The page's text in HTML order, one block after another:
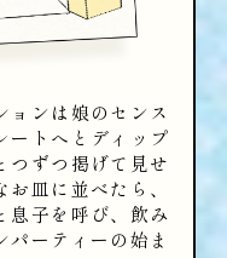
ョンは娘のセンス
ートへとディップ
つずつ掲げて見せ
皿に並べたら、
息子を呼び、飲み
ーティーの始ま